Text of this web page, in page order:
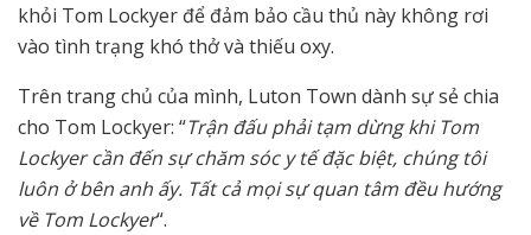
khỏi Tom Lockyer để đảm bảo cầu thủ này không rơi
vào tình trạng khó thở và thiếu oxy.
Trên trang chủ của mình, Luton Town dành sự sẻ chia
cho Tom Lockyer: “Trận đấu phải tạm dừng khi Tom
Lockyer cần đến sự chăm sóc y tế đặc biệt, chúng tôi
luôn ở bên anh ấy. Tất cả mọi sự quan tâm đều hướng
về Tom Lockyer“.